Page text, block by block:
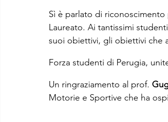
Sì è parlato di
Laureato. Ai tantissimi
suoi obiettivi, gli obiettivi che
Forza studenti di Perugia,
Un ringraziamento al prof.
Motorie e Sportive che ha